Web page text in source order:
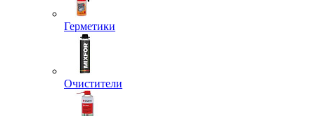
Герметики
Очистители